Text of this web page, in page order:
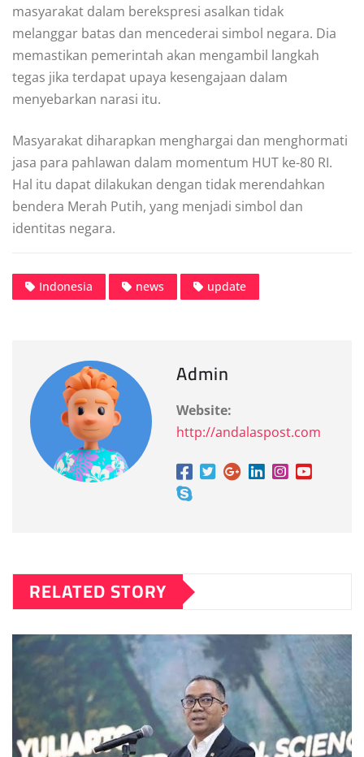
masyarakat dalam berekspresi asalkan tidak
melanggar batas dan mencederai simbol negara. Dia
memastikan pemerintah akan mengambil langkah
tegas jika terdapat upaya kesengajaan dalam
menyebarkan narasi itu.
Masyarakat diharapkan menghargai dan menghormati
jasa para pahlawan dalam momentum HUT ke-80 RI.
Hal itu dapat dilakukan dengan tidak merendahkan
bendera Merah Putih, yang menjadi simbol dan
identitas negara.
Indonesia news update
Admin
Website:
http://andalaspost.com
RELATED STORY